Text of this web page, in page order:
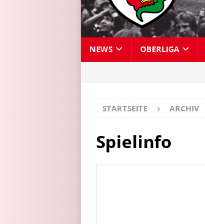
NEWS OBERLIGA
STARTSEITE ARCHIV
Spielinfo